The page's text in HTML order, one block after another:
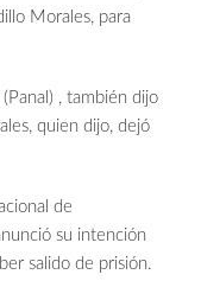
Morales, para
, también dijo
quien dijo, dejó
de
su intención
salido de prisión.